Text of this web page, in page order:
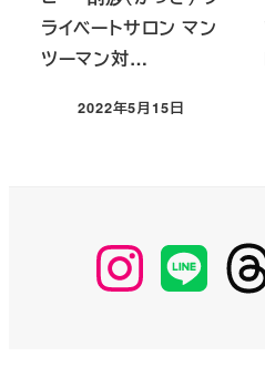
ライベートサロン マン
ツーマン対…
投稿日
2022年5月15日
【Instagram】
MyKOBAKO
【LINE